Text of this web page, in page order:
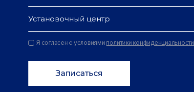
Установочный центр
Я согласен с условиями политики конфиденциальности
Записаться